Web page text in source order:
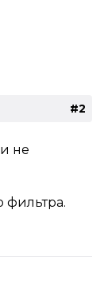
#2
не
фильтра.